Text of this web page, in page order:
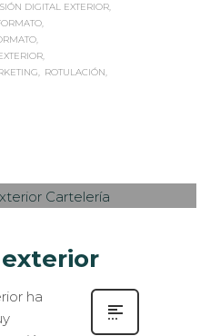
DIGITAL EXTERIOR
ROTULACIÓN
exterior
ha